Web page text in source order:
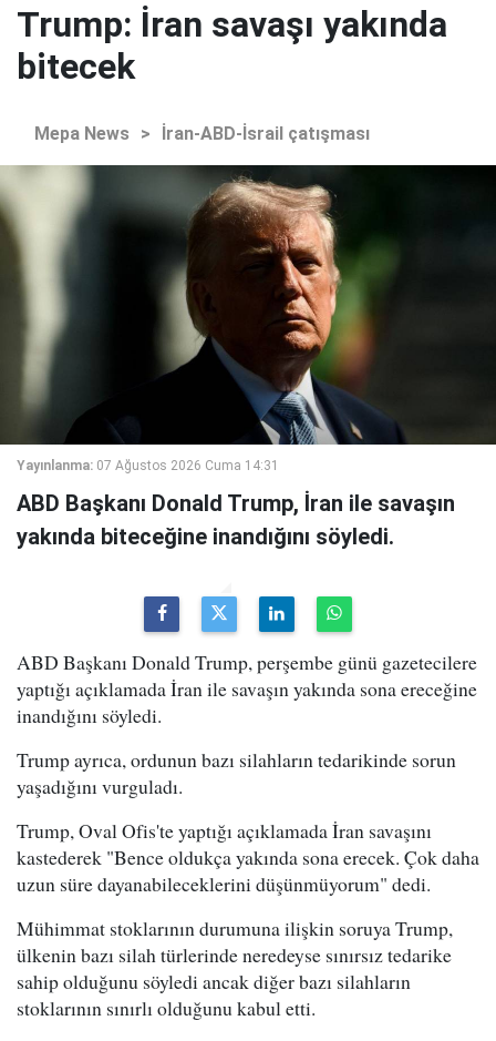
Trump: İran savaşı yakında
bitecek
Mepa News > İran-ABD-İsrail çatışması
Yayınlanma: 07 Ağustos 2026 Cuma 14:31
ABD Başkanı Donald Trump, İran ile savaşın
yakında biteceğine inandığını söyledi.
ABD Başkanı Donald Trump, perşembe günü gazetecilere
yaptığı açıklamada İran ile savaşın yakında sona ereceğine
inandığını söyledi.
Trump ayrıca, ordunun bazı silahların tedarikinde sorun
yaşadığını vurguladı.
Trump, Oval Ofis'te yaptığı açıklamada İran savaşını
kastederek "Bence oldukça yakında sona erecek. Çok daha
uzun süre dayanabileceklerini düşünmüyorum" dedi.
Mühimmat stoklarının durumuna ilişkin soruya Trump,
ülkenin bazı silah türlerinde neredeyse sınırsız tedarike
sahip olduğunu söyledi ancak diğer bazı silahların
stoklarının sınırlı olduğunu kabul etti.